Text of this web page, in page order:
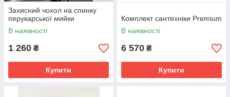
Захисний чохол на спинку
перукарської мийки
В наявності
1 260 ₴
Купити
Комплект сантехніки Premium
В наявності
6 570 ₴
Купити